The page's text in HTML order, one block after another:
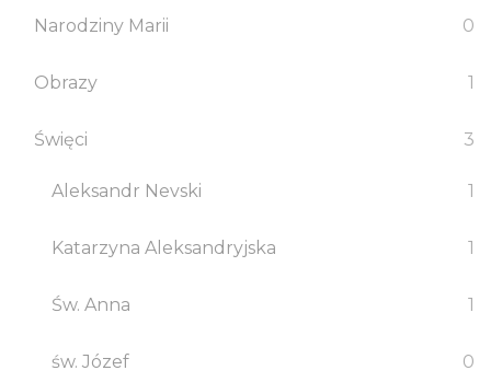
Narodziny Marii 0
Obrazy 1
Święci 3
Aleksandr Nevski 1
Katarzyna Aleksandryjska 1
Św. Anna 1
św. Józef 0